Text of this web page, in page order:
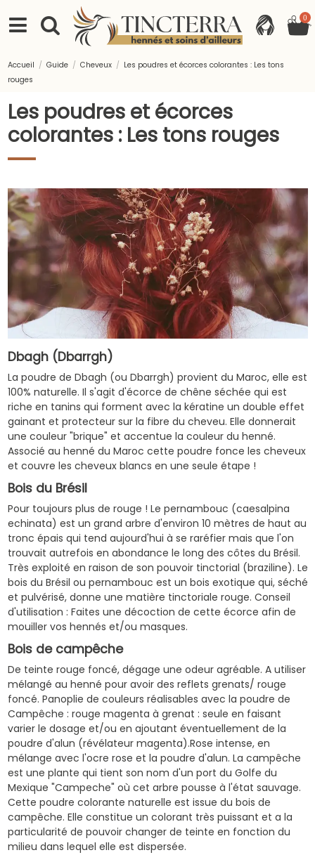
0
Accueil Guide Cheveux
Les poudres et écorces colorantes : Les tons
rouges
Les poudres et écorces
colorantes : Les tons rouges
Dbagh (Dbarrgh)
La poudre de Dbagh (ou Dbarrgh) provient du Maroc, elle est
100% naturelle. Il s'agit d'écorce de chêne séchée qui est
riche en tanins qui forment avec la kératine un double effet
gainant et protecteur sur la fibre du cheveu. Elle donnerait
une couleur "brique" et accentue la couleur du henné.
Associé au henné du Maroc cette poudre fonce les cheveux
et couvre les cheveux blancs en une seule étape !
Bois du Brésil
Pour toujours plus de rouge ! Le pernambouc (caesalpina
echinata) est un grand arbre d'environ 10 mètres de haut au
tronc épais qui tend aujourd'hui à se raréfier mais que l'on
trouvait autrefois en abondance le long des côtes du Brésil.
Très exploité en raison de son pouvoir tinctorial (braziline). Le
bois du Brésil ou pernambouc est un bois exotique qui, séché
et pulvérisé, donne une matière tinctoriale rouge. Conseil
d'utilisation : Faites une décoction de cette écorce afin de
mouiller vos hennés et/ou masques.
Bois de campêche
De teinte rouge foncé, dégage une odeur agréable. A utiliser
mélangé au henné pour avoir des reflets grenats/ rouge
foncé. Panoplie de couleurs réalisables avec la poudre de
Campêche : rouge magenta à grenat : seule en faisant
varier le dosage et/ou en ajoutant éventuellement de la
poudre d'alun (révélateur magenta).Rose intense, en
mélange avec l'ocre rose et la poudre d'alun. La campêche
est une plante qui tient son nom d'un port du Golfe du
Mexique "Campeche" où cet arbre pousse à l'état sauvage.
Cette poudre colorante naturelle est issue du bois de
campêche. Elle constitue un colorant très puissant et a la
particularité de pouvoir changer de teinte en fonction du
milieu dans lequel elle est dispersée.